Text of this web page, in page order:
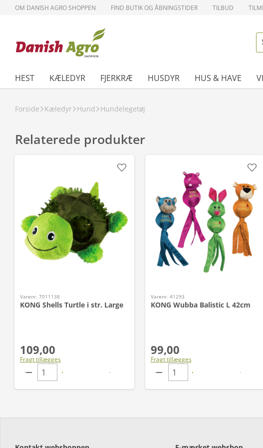
OM DANISH AGRO SHOPPEN FIND BUTIK OG ÅBNINGSTIDER TILBUD
HEST KÆLEDYR FJERKRÆ HUSDYR HUS & HAVE
Forside Kæledyr Hund Hundelegetøj
Relaterede produkter
Varenr. 7011138
KONG Shells Turtle i str. Large
109,00
Fragt tillægges
Varenr. 41293
KONG Wubba Balistic L 42cm
99,00
Fragt tillægges